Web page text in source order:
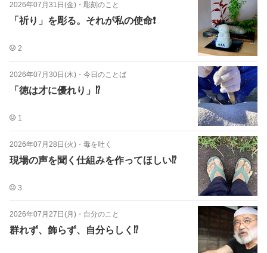
2026年07月31日(金) ・ 彫刻のこと
「祈り」を彫る。それが私の使命❗️
2
2026年07月30日(木) ・ 今日のことば
「徳は才に優れり」⁉️
1
2026年07月28日(火) ・ 毒を吐く
現場の声を聞く仕組みを作ってほしい⁉️
3
2026年07月27日(月) ・ 自分のこと
群れず、飾らず、自分らしく⁉️